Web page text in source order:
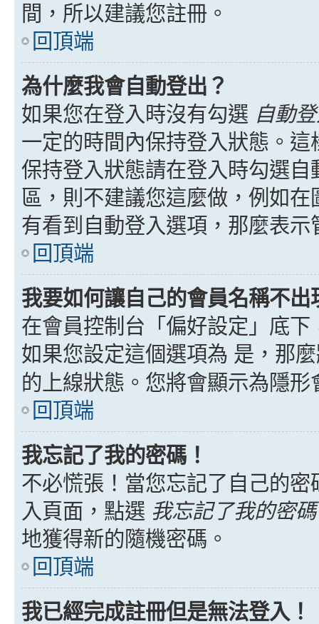
間，所以建議您註冊。
回頂端
為什麼我會自動登出？
如果您在登入時沒有勾選 自動
一定的時間內保持登入狀態。
保持登入狀態請在登入時勾選
區，則不建議您這麼做，例如
有看到自動登入選項，那麼表
回頂端
我要如何讓自己的會員名稱不
在會員控制台「偏好設定」底
如果您設定這個選項為 是 ，那
的上線狀態。您將會顯示為隱形
回頂端
我忘記了我的密碼！
不必慌張！當您忘記了自己的
入頁面，點選 我忘記了我的密碼
地獲得新的隨機密碼。
回頂端
我已經完成註冊但是無法登入！